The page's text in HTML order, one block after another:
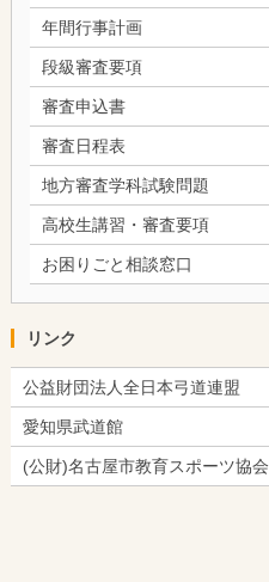
年間行事計画
段級審査要項
審査申込書
審査日程表
地方審査学科試験問題
高校生講習・審査要項
お困りごと相談窓口
リンク
公益財団法人全日本弓道連盟
愛知県武道館
(公財)名古屋市教育スポーツ協会